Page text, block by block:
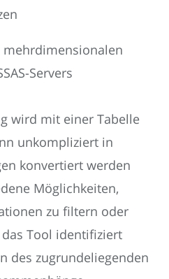
mehrdimensionalen
Servers
wird mit einer Tabelle
unkompliziert in
konvertiert werden
Möglichkeiten,
zu filtern oder
Tool identifiziert
des zugrundeliegenden